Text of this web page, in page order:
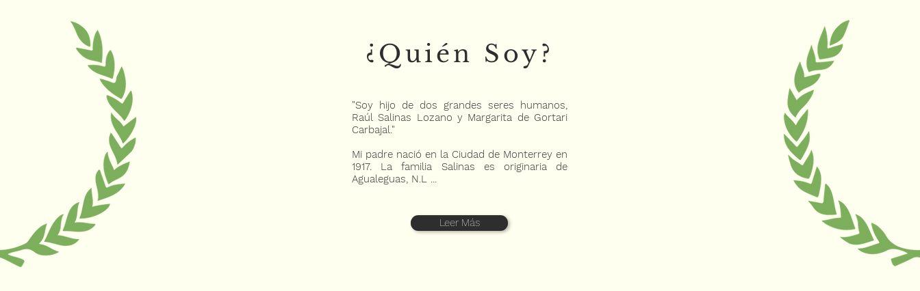
"Soy hijo de dos grandes seres humanos,
Raúl Salinas Lozano y Margarita de Gortari
Carbajal."
Mi padre nació en la Ciudad de Monterrey en
1917. La familia Salinas es originaria de
Agualeguas, N.L ...
¿Quién Soy?
Leer Más